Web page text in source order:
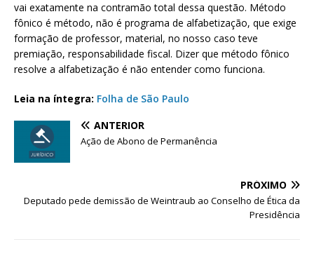
vai exatamente na contramão total dessa questão. Método
fônico é método, não é programa de alfabetização, que exige
formação de professor, material, no nosso caso teve
premiação, responsabilidade fiscal. Dizer que método fônico
resolve a alfabetização é não entender como funciona.
Leia na íntegra: Folha de São Paulo
ANTERIOR
Ação de Abono de Permanência
PRÓXIMO
Deputado pede demissão de Weintraub ao Conselho de Ética da
Presidência